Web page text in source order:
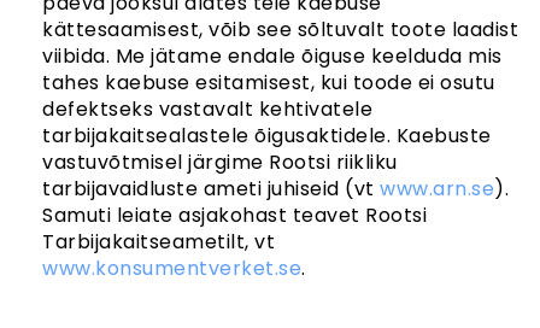
kättesaamisest, võib see sõltuvalt toote laadist
viibida. Me jätame endale õiguse keelduda mis
tahes kaebuse esitamisest, kui toode ei osutu
defektseks vastavalt kehtivatele
tarbijakaitsealastele õigusaktidele. Kaebuste
vastuvõtmisel järgime Rootsi riikliku
tarbijavaidluste ameti juhiseid (vt www.arn.se).
Samuti leiate asjakohast teavet Rootsi
Tarbijakaitseametilt, vt
www.konsumentverket.se.